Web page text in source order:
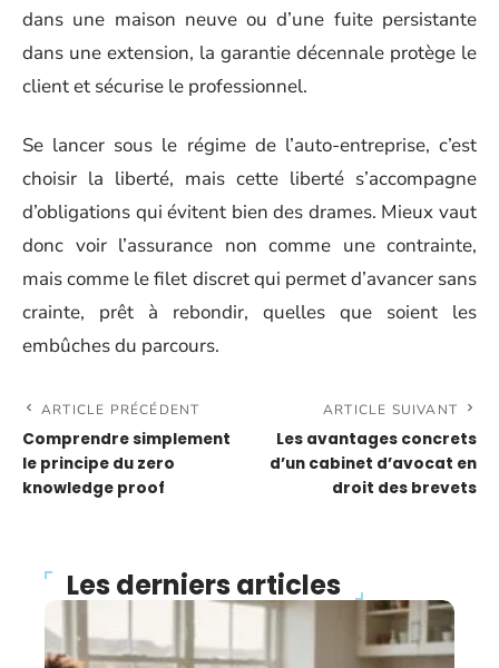
dans une maison neuve ou d’une fuite persistante
dans une extension, la garantie décennale protège le
client et sécurise le professionnel.
Se lancer sous le régime de l’auto-entreprise, c’est
choisir la liberté, mais cette liberté s’accompagne
d’obligations qui évitent bien des drames. Mieux vaut
donc voir l’assurance non comme une contrainte,
mais comme le filet discret qui permet d’avancer sans
crainte, prêt à rebondir, quelles que soient les
embûches du parcours.
ARTICLE PRÉCÉDENT
Comprendre simplement
le principe du zero
knowledge proof
ARTICLE SUIVANT
Les avantages concrets
d’un cabinet d’avocat en
droit des brevets
Les derniers articles